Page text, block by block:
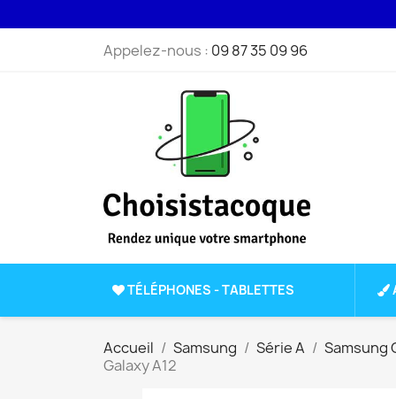
Appelez-nous : 09 87 35 09 96
TÉLÉPHONES - TABLETTES
Accueil Samsung Série A
Samsung
Galaxy A12